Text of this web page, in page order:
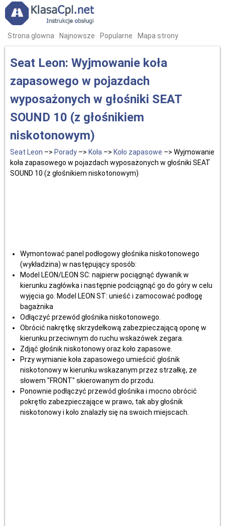
Strona glowna Najnowsze Popularne Mapa strony
Seat Leon: Wyjmowanie koła
zapasowego w pojazdach
wyposażonych w głośniki SEAT
SOUND 10 (z głośnikiem
niskotonowym)
Seat Leon –> Porady –> Koła –> Koło zapasowe –> Wyjmowanie
koła zapasowego w pojazdach wyposażonych w głośniki SEAT
SOUND 10 (z głośnikiem niskotonowym)
Wymontować panel podłogowy głośnika niskotonowego
(wykładzina) w następujący sposób:
Model LEON/LEON SC: najpierw pociągnąć dywanik w
kierunku zagłówka i następnie podciągnąć go do góry w celu
wyjęcia go. Model LEON ST: unieść i zamocować podłogę
bagażnika
Odłączyć przewód głośnika niskotonowego.
Obrócić nakrętkę skrzydełkową zabezpieczającą oponę w
kierunku przeciwnym do ruchu wskazówek zegara.
Zdjąć głośnik niskotonowy oraz koło zapasowe.
Przy wymianie koła zapasowego umieścić głośnik
niskotonowy w kierunku wskazanym przez strzałkę, ze
słowem "FRONT" skierowanym do przodu.
Ponownie podłączyć przewód głośnika i mocno obrócić
pokrętło zabezpieczające w prawo, tak aby głośnik
niskotonowy i koło znalazły się na swoich miejscach.